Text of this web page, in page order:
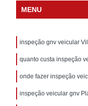
MENU
inspeção gnv veicular
quanto custa inspeção
onde fazer inspeção
inspeção veicular gnv